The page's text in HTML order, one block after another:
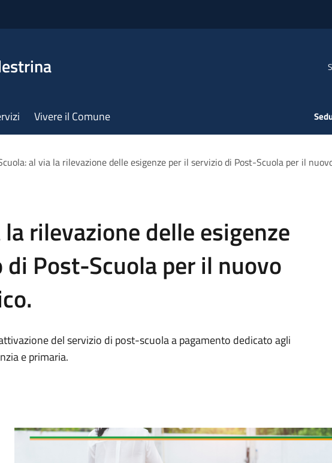
Vivere il Comune
al via la rilevazione delle esigenze per il servizio di Post-Scuola per il
rilevazione delle esigenze
Post-Scuola per il nuovo
del servizio di post-scuola a pagamento dedicato agli
e primaria.